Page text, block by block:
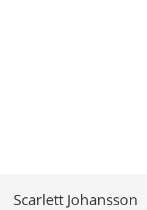
Scarlett Johansson